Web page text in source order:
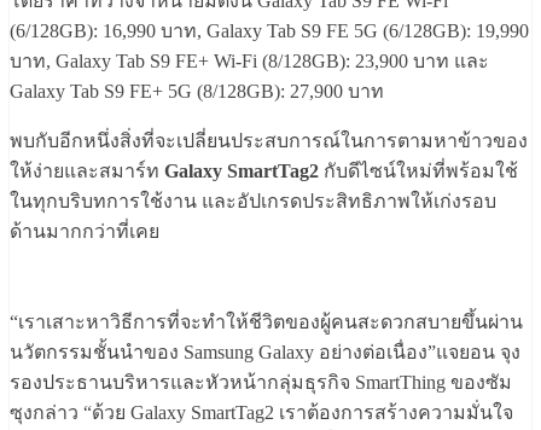
(6/128GB): 16,990 บาท, Galaxy Tab S9 FE 5G (6/128GB): 19,990
บาท, Galaxy Tab S9 FE+ Wi-Fi (8/128GB): 23,900 บาท และ
Galaxy Tab S9 FE+ 5G (8/128GB): 27,900 บาท
พบกับอีกหนึ่งสิ่งที่จะเปลี่ยนประสบการณ์ในการตามหาข้าวของ
ให้ง่ายและสมาร์ท Galaxy SmartTag2 กับดีไซน์ใหม่ที่พร้อมใช้
ในทุกบริบทการใช้งาน และอัปเกรดประสิทธิภาพให้เก่งรอบ
ด้านมากกว่าที่เคย
“เราเสาะหาวิธีการที่จะทำให้ชีวิตของผู้คนสะดวกสบายขึ้นผ่าน
นวัตกรรมชั้นนำของ Samsung Galaxy อย่างต่อเนื่อง”แจยอน จุง
รองประธานบริหารและหัวหน้ากลุ่มธุรกิจ SmartThing ของซัม
ซุงกล่าว “ด้วย Galaxy SmartTag2 เราต้องการสร้างความมั่นใจ